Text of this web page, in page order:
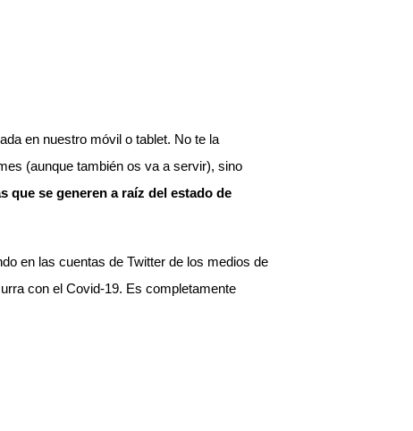
en nuestro móvil o tablet. No te la
(aunque también os va a servir), sino
que se generen a raíz del estado de
en las cuentas de Twitter de los medios de
con el Covid-19. Es completamente